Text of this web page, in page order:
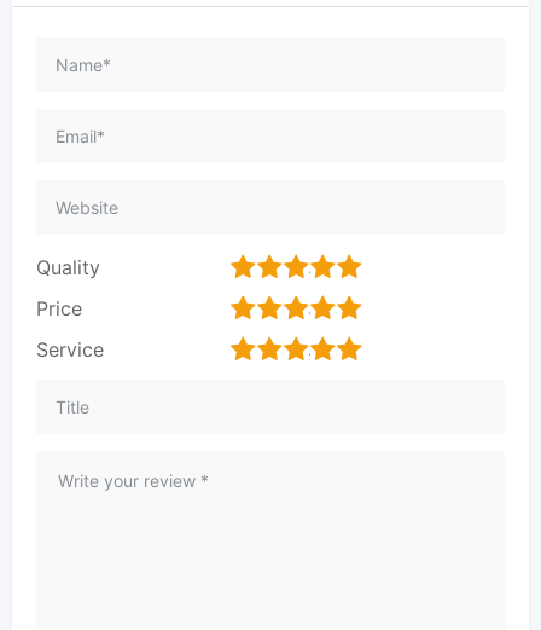
Quality 5
4
3
2
Price 5
4
3
2
Service 5
4
3
2